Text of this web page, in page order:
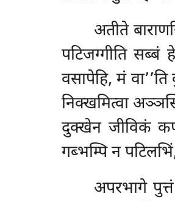
अतीते
पटिजग्गीति सब्बं
वसापेहि, मं
निक्खमित्वा
दुक्खेन जीविकं
गब्भम्पि न
अपरभागे